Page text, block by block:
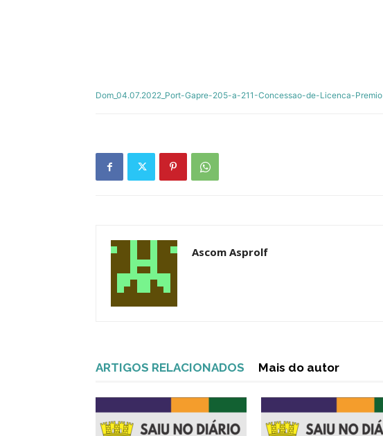
Dom_04.07.2022_Port-Gapre-205-a-211-Concessao-de-Licenca-Premio
Ascom Asprolf
ARTIGOS RELACIONADOS Mais do autor